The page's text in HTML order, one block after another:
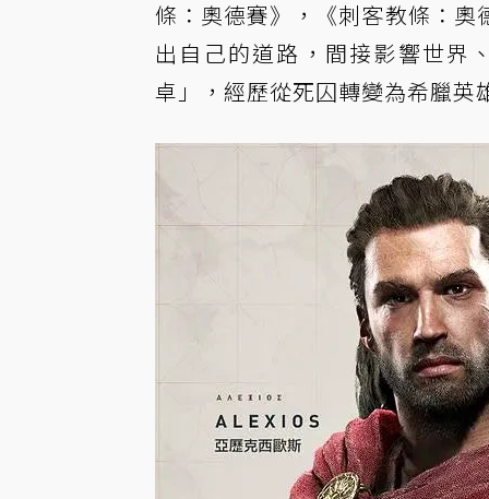
條：奧德賽》，《刺客教條：
出自己的道路，間接影響世界
卓」，經歷從死囚轉變為希臘